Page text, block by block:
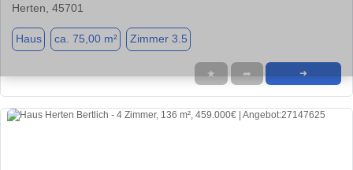
Herten, 45701
Haus ca. 75,00 m² Zimmer 3.5
★ ➦ ➜